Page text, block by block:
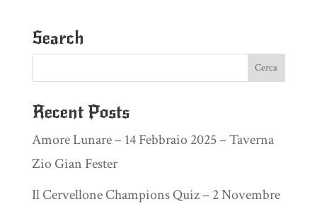
Search
Recent Posts
Amore Lunare – 14 Febbraio 2025 – Taverna
Zio Gian Fester
Il Cervellone Champions Quiz – 2 Novembre